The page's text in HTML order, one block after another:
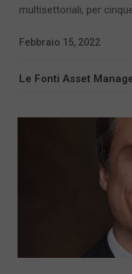
multisettoriali, per
Febbraio 15, 2022
Le Fonti Asset